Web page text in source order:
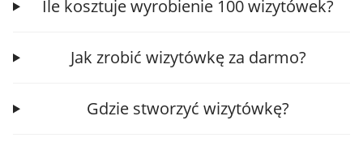
Ile kosztuje wyrobienie 100 wizytówek?
Jak zrobić wizytówkę za darmo?
Gdzie stworzyć wizytówkę?